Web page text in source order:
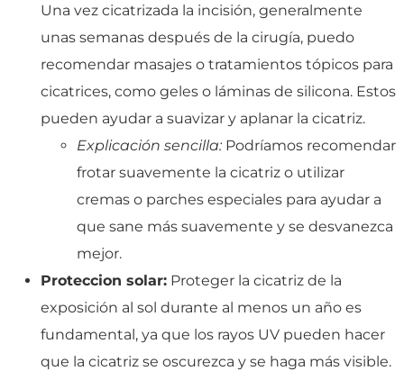
Una vez cicatrizada la incisión, generalmente
unas semanas después de la cirugía, puedo
recomendar masajes o tratamientos tópicos para
cicatrices, como geles o láminas de silicona. Estos
pueden ayudar a suavizar y aplanar la cicatriz.
Explicación sencilla:Podríamos recomendar
frotar suavemente la cicatriz o utilizar
cremas o parches especiales para ayudar a
que sane más suavemente y se desvanezca
mejor.
Proteccion solar: Proteger la cicatriz de la
exposición al sol durante al menos un año es
fundamental, ya que los rayos UV pueden hacer
que la cicatriz se oscurezca y se haga más visible.